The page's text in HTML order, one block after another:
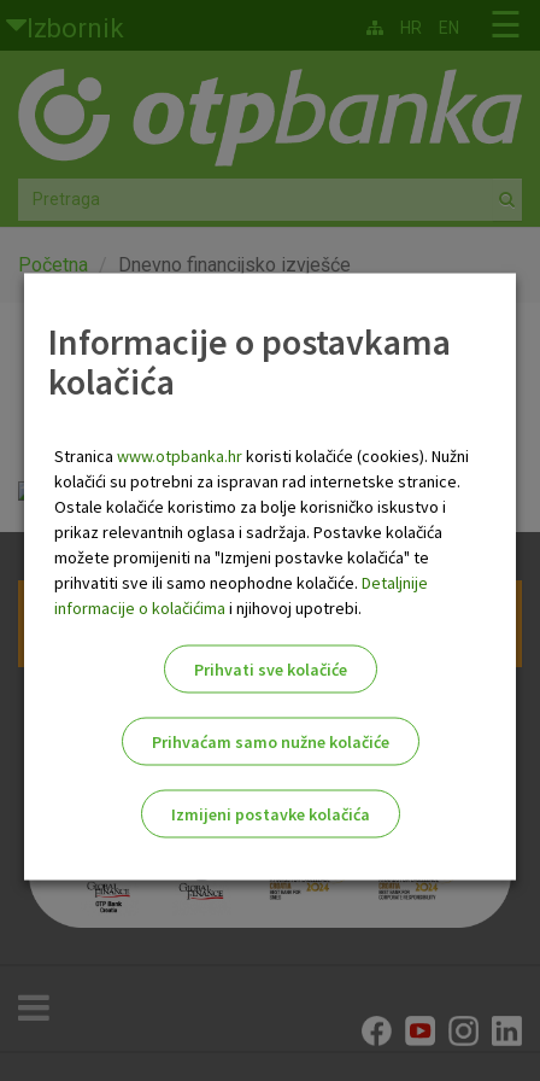
Skoči na glavni sadržaj
Izbornik
Građani
Privatno bankarstvo
Agro
Mala poduzeća i obrtnici
Globalna tržišta
O nama
☰
HR EN
Početna Dnevno financijsko izvješće
Dnevno financijsko
OTP Dnevno financijsko izvješće.pdf
Prijava na newsletter OTP banke
Informacije o postavkama
kolačića
Stranica www.otpbanka.hrkoristi kolačiće (cookies). Nužni
kolačići su potrebni za ispravan rad internetske stranice.
Ostale kolačiće koristimo za bolje korisničko iskustvo i
prikaz relevantnih oglasa i sadržaja. Postavke kolačića
možete promijeniti na "Izmjeni postavke kolačića" te
prihvatiti sve ili samo neophodne kolačiće. Detaljnije
informacije o kolačićima i njihovoj upotrebi.
Prihvati sve kolačiće
Prihvaćam samo nužne kolačiće
Izmijeni postavke kolačića